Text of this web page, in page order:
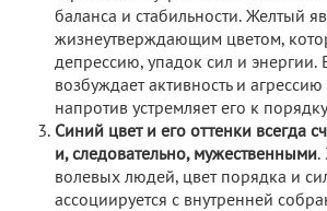
баланса и стабильности. Желтый
жизнеутверждающим цветом,
депрессию, упадок сил и энергии.
возбуждает активность и агрессию
напротив устремляет его к
Синий цвет и его оттенки всегда
и, следовательно, мужественными.
волевых людей, цвет порядка и
ассоциируется с внутренней